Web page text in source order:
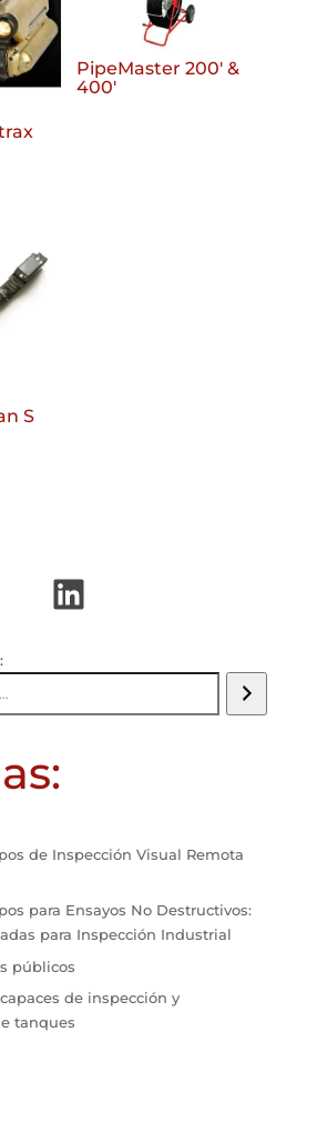
PipeMaster 200′ &
400′
S
LinkedIn
de Inspección Visual Remota
para Ensayos No Destructivos:
para Inspección Industrial
públicos
de inspección y
tanques